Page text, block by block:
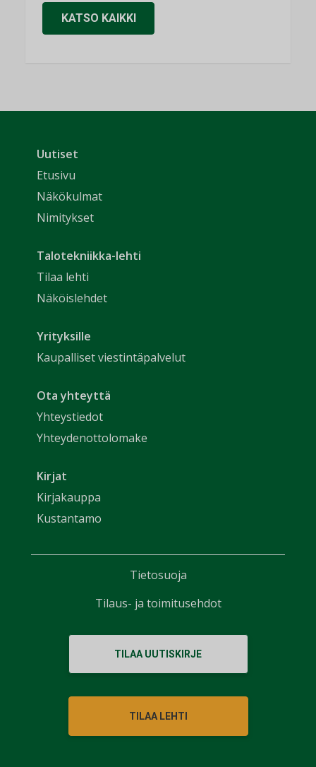
KATSO KAIKKI
Uutiset
Etusivu
Näkökulmat
Nimitykset
Talotekniikka-lehti
Tilaa lehti
Näköislehdet
Yrityksille
Kaupalliset viestintäpalvelut
Ota yhteyttä
Yhteystiedot
Yhteydenottolomake
Kirjat
Kirjakauppa
Kustantamo
TILAA UUTISKIRJE
TILAA LEHTI
Tietosuoja
Tilaus- ja toimitusehdot